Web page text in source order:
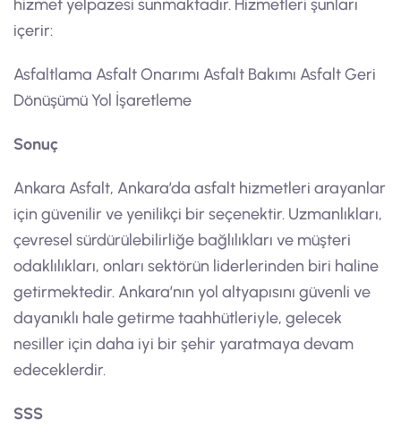
hizmet yelpazesi sunmaktadır. Hizmetleri şunları
içerir:
Asfaltlama Asfalt Onarımı Asfalt Bakımı Asfalt Geri
Dönüşümü Yol İşaretleme
Sonuç
Ankara Asfalt, Ankara’da asfalt hizmetleri arayanlar
için güvenilir ve yenilikçi bir seçenektir. Uzmanlıkları,
çevresel sürdürülebilirliğe bağlılıkları ve müşteri
odaklılıkları, onları sektörün liderlerinden biri haline
getirmektedir. Ankara’nın yol altyapısını güvenli ve
dayanıklı hale getirme taahhütleriyle, gelecek
nesiller için daha iyi bir şehir yaratmaya devam
edeceklerdir.
SSS